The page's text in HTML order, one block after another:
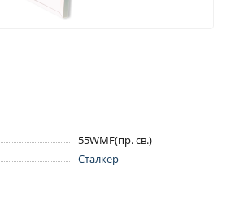
55WMF(пр. св.)
Сталкер